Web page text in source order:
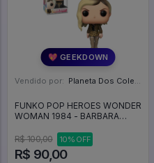
💖 GEEKDOWN
Vendido por: Planeta Dos Colecionaveis - SP
FUNKO POP HEROES WONDER
WOMAN 1984 - BARBARA
DESBOTADA** - Funko Pop
Heroes #327
R$ 100,00 10% OFF
R$ 90,00